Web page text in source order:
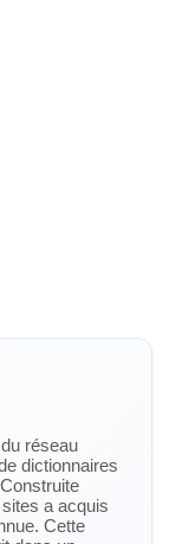
réseau
dictionnaires
a acquis
Cette